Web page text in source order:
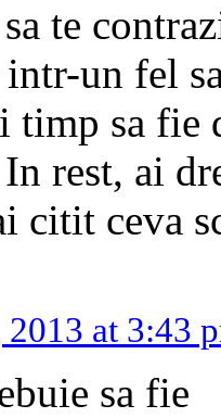
te
intr-un fel
timp sa fie
rest, ai
citit ceva
at 3:43
sa fie